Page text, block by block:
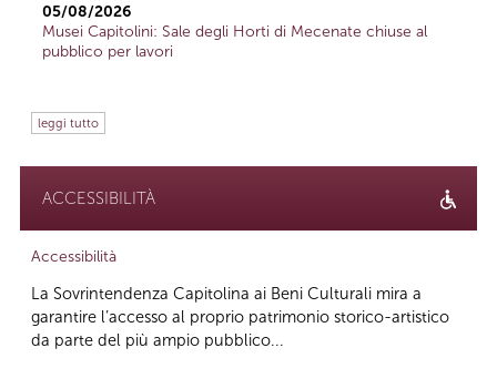
05/08/2026
Musei Capitolini: Sale degli Horti di Mecenate chiuse al
pubblico per lavori
leggi tutto
ACCESSIBILITÀ
Accessibilità
La Sovrintendenza Capitolina ai Beni Culturali mira a
garantire l’accesso al proprio patrimonio storico-artistico
da parte del più ampio pubblico...